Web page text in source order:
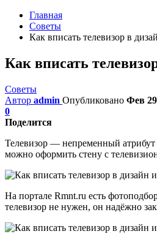
Главная
Советы
Как вписать телевизор в
Как вписать
Советы
Автор admin Опубликовано Фев
0
Поделится
Телевизор — непременный
можно оформить стену с
На портале Rmnt.ru есть
телевизор не нужен, он надёжно